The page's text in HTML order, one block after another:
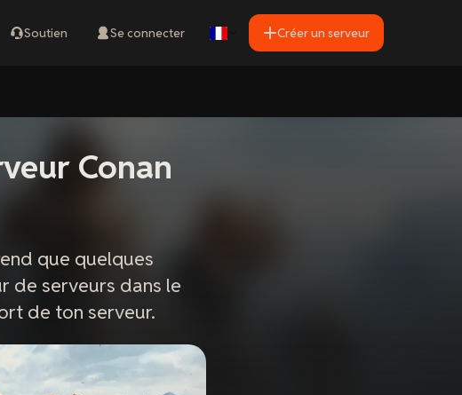
Soutien Se connecter Créer un serveur
Conan
que quelques
de serveurs dans le
de ton serveur.